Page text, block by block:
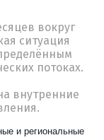
вокруг
ситуация
потоках.
внутренние
и региональные